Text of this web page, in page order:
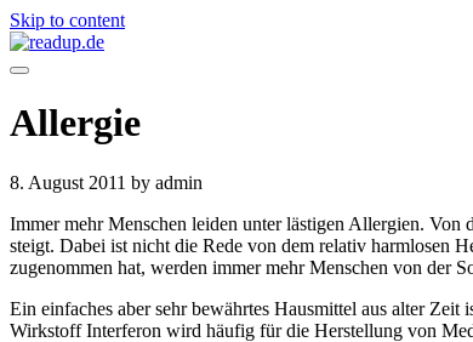
Skip to content
Allergie
8. August 2011 by admin
Immer mehr Menschen leiden unter lästigen Allergien.
steigt. Dabei ist nicht die Rede von dem relativ harmlosen
zugenommen hat, werden immer mehr Menschen von der
Ein einfaches aber sehr bewährtes Hausmittel aus alter
Wirkstoff Interferon wird häufig für die Herstellung von